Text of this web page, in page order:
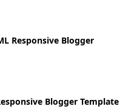
Responsive Blogger
Blogger Template